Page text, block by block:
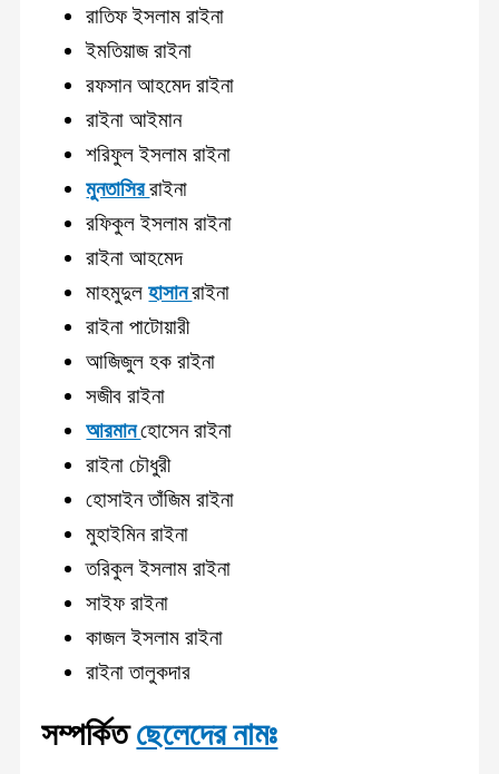
রাতিফ ইসলাম রাইনা
ইমতিয়াজ রাইনা
রফসান আহমেদ রাইনা
রাইনা আইমান
শরিফুল ইসলাম রাইনা
মুনতাসিররাইনা
রফিকুল ইসলাম রাইনা
রাইনা আহমেদ
মাহমুদুলহাসানরাইনা
রাইনা পাটোয়ারী
আজিজুল হক রাইনা
সজীব রাইনা
আরমানহোসেন রাইনা
রাইনা চৌধুরী
হোসাইন তাঁজিম রাইনা
মুহাইমিন রাইনা
তরিকুল ইসলাম রাইনা
সাইফ রাইনা
কাজল ইসলাম রাইনা
রাইনা তালুকদার
সম্পর্কিতছেলেদের নামঃ